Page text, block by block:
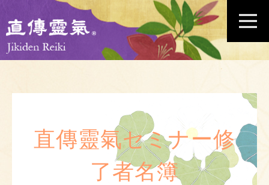
直傳靈氣セミナー修
了者名簿